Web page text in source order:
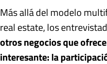
Más allá del modelo
real estate, los
otros negocios que
interesante: la